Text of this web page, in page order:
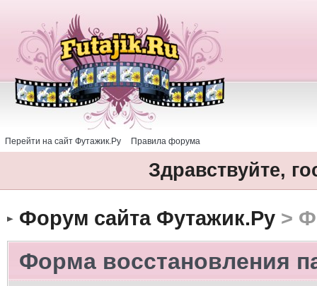
Перейти на сайт Футажик.Ру Правила форума
Здравствуйте,
Форум сайта Футажик.Ру>
Форма восстановления